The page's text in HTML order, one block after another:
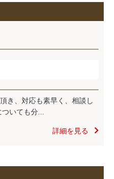
き、対応も素早く、相談し
いても分...
詳細を見る